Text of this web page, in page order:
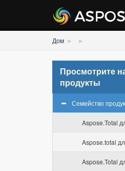
Дом
Просмотрите
продукты
Семейство
Aspose.Total
Aspose.total
Aspose.Total